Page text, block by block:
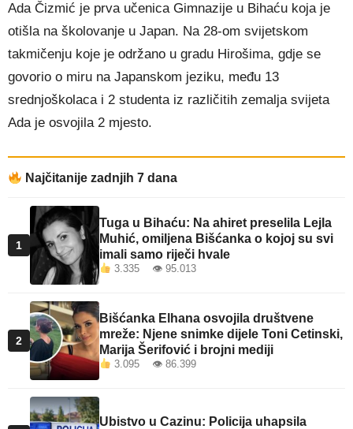
Ada Čizmić je prva učenica Gimnazije u Bihaću koja je
otišla na školovanje u Japan. Na 28-om svijetskom
takmičenju koje je održano u gradu Hirošima, gdje se
govorio o miru na Japanskom jeziku, među 13
srednjoškolaca i 2 studenta iz različitih zemalja svijeta
Ada je osvojila 2 mjesto.
Najčitanije zadnjih 7 dana
1
Tuga u Bihaću: Na ahiret preselila Lejla
Muhić, omiljena Bišćanka o kojoj su svi
imali samo riječi hvale
3.335 👁 95.013
2
Bišćanka Elhana osvojila društvene
mreže: Njene snimke dijele Toni Cetinski,
Marija Šerifović i brojni mediji
3.095 👁 86.399
Ubistvo u Cazinu: Policija uhapsila